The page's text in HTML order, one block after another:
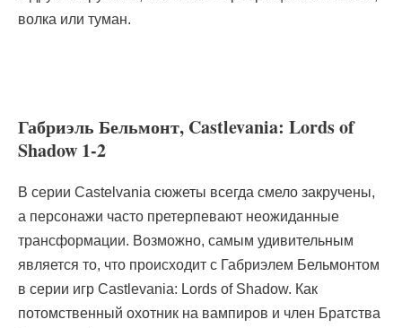
волка или туман.
Габриэль Бельмонт, Castlevania: Lords of
Shadow 1-2
В серии Castelvania сюжеты всегда смело закручены,
а персонажи часто претерпевают неожиданные
трансформации. Возможно, самым удивительным
является то, что происходит с Габриэлем Бельмонтом
в серии игр Castlevania: Lords of Shadow. Как
потомственный охотник на вампиров и член Братства